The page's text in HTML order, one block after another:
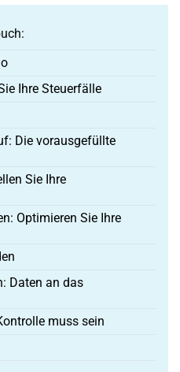
Ihre Steuerfälle
Die vorausgefüllte
Sie Ihre
Optimieren Sie Ihre
Daten an das
muss sein